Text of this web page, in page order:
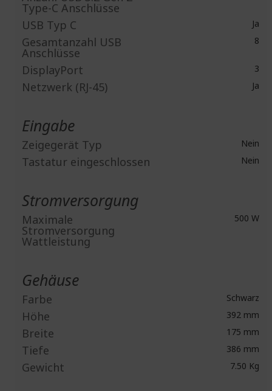
Type-C Anschlüsse
USB Typ C Ja
Gesamtanzahl USB
Anschlüsse
8
DisplayPort 3
Netzwerk (RJ-45) Ja
Eingabe
Zeigegerät Typ Nein
Tastatur eingeschlossen Nein
Stromversorgung
Maximale
Stromversorgung
Wattleistung
500 W
Gehäuse
Farbe Schwarz
Höhe 392 mm
Breite 175 mm
Tiefe 386 mm
Gewicht 7.50 Kg